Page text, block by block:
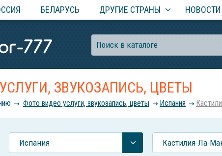
БЕЛАРУСЬ ДРУГИЕ СТРАНЫ НОВОСТИ
ЗВУКОЗАПИСЬ, ЦВЕТЫ
Фото видео услуги, звукозапись, цветы Испания
Испания Кастилия-Ла-